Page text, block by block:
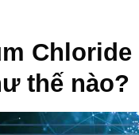
Chloride
thế nào?